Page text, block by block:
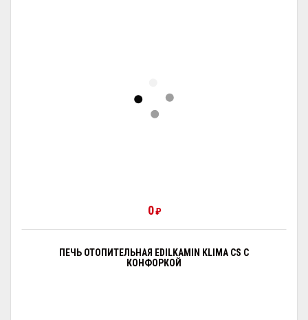
0₽
ПЕЧЬ ОТОПИТЕЛЬНАЯ EDILKAMIN KLIMA CS С
КОНФОРКОЙ